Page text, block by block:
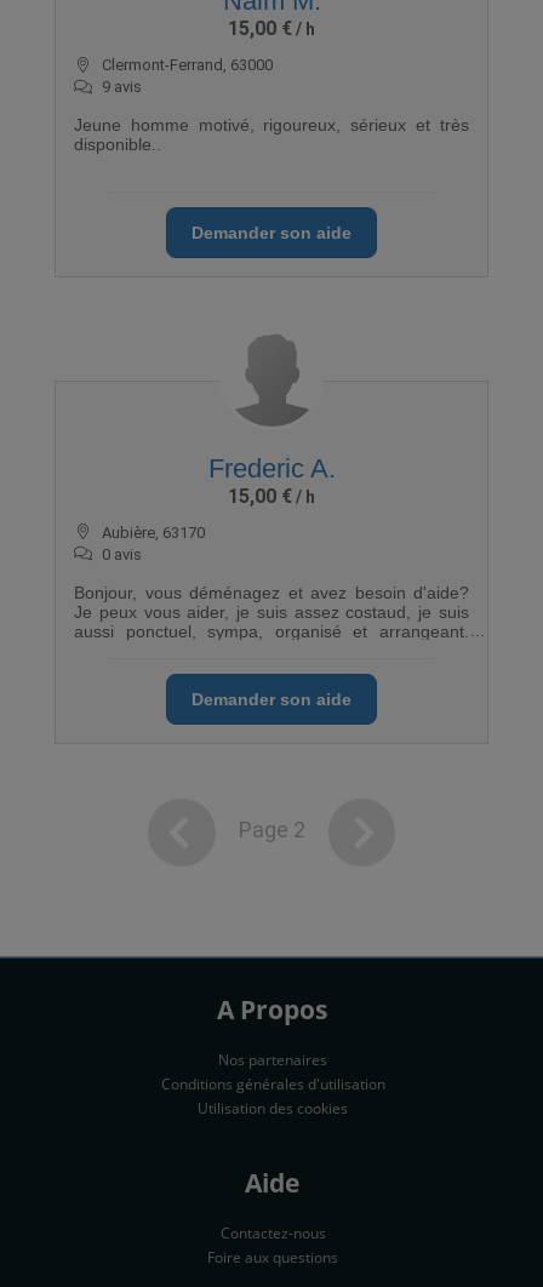
15,00 €
Clermont-Ferrand, 63000
9 avis
Jeune homme motivé, rigoureux, sérieux et très
disponible..
Demander son aide
Frederic A.
15,00 €
Aubière, 63170
0 avis
Bonjour, vous déménagez et avez besoin d'aide?
Je peux vous aider, je suis assez costaud, je suis
aussi ponctuel, sympa, organisé et arrangeant.
contactez moi, précisez moi vos besoins, ça
n'engage à rien!
Demander son aide
Page 2
A Propos
Nos partenaires
Conditions générales d'utilisation
Utilisation des cookies
Aide
Contactez-nous
Foire aux questions